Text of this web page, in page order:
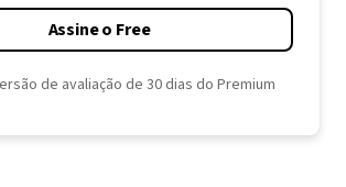
Assine o Free
de avaliação de 30 dias do Premium